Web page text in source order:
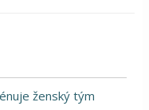
ženský tým